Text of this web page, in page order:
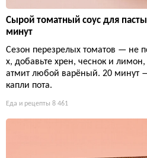
Сырой томатный соус для
минут
Сезон перезрелых томатов — не
х, добавьте хрен, чеснок и лимон,
атмит любой варёный. 20 минут
капли пота.
Еда и рецепты 8 461